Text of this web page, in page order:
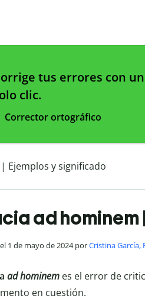
tus errores con un
clic.
Corrector ortográfico
Ejemplos y significado
ad
1 de mayo de 2024 porCristina García,
ad hominem es el error de
en cuestión.